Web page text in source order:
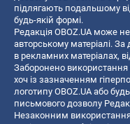
підлягають подальшому
будь-якій формі.
Редакція OBOZ.UA може
авторському матеріалі. За
в рекламних матеріалах,
Заборонено використання
хоч із зазначенням
логотипу OBOZ.UA або
письмового дозволу
Незаконним